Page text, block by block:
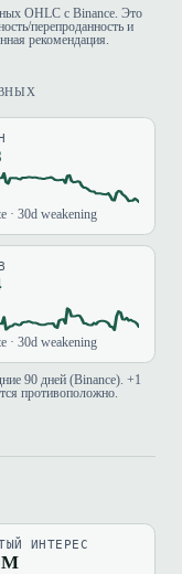
OHLC с Binance. Это
перепроданность и
рекомендация.
· 30d weakening
· 30d weakening
90 дней (Binance). +1
противоположно.
ИНТЕРЕС